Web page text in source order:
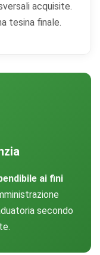
acquisite.
tesina finale.
ai fini
secondo
al
sito (sessione,
di essi il sito